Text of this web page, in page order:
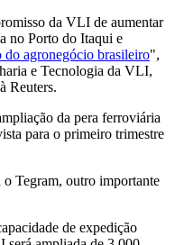
da VLI de aumentar
no Porto do Itaqui e
do agronegócio brasileiro",
e Tecnologia da VLI,
Reuters.
da pera ⁠ferroviária
para o primeiro trimestre
Tegram, outro importante
de expedição